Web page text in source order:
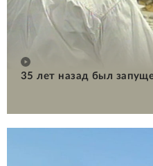
35 лет назад был